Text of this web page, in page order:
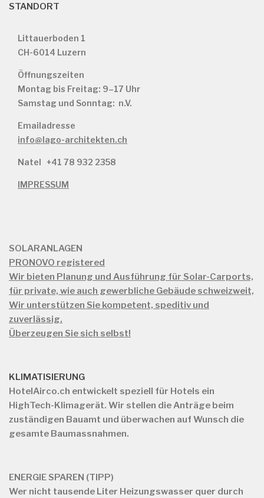
STANDORT
Littauerboden 1
CH-6014 Luzern
Öffnungszeiten
Montag bis Freitag: 9–17 Uhr
Samstag und Sonntag: n.V.
Emailadresse
info@lago-architekten.ch
Natel +41 78 932 2358
IMPRESSUM
SOLARANLAGEN
PRONOVO registered
Wir bieten Planung und Ausführung für Solar-Carports,
für private, wie auch gewerbliche Gebäude schweizweit,
Wir unterstützen Sie kompetent, speditiv und
zuverlässig.
Überzeugen Sie sich selbst!
KLIMATISIERUNG
HotelAirco.ch entwickelt speziell für Hotels ein
HighTech-Klimagerät. Wir stellen die Anträge beim
zuständigen Bauamt und überwachen auf Wunsch die
gesamte Baumassnahmen.
ENERGIE SPAREN (TIPP)
Wer nicht tausende Liter Heizungswasser quer durch